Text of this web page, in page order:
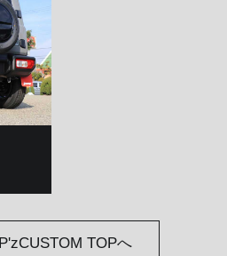
P'zCUSTOM TOPへ